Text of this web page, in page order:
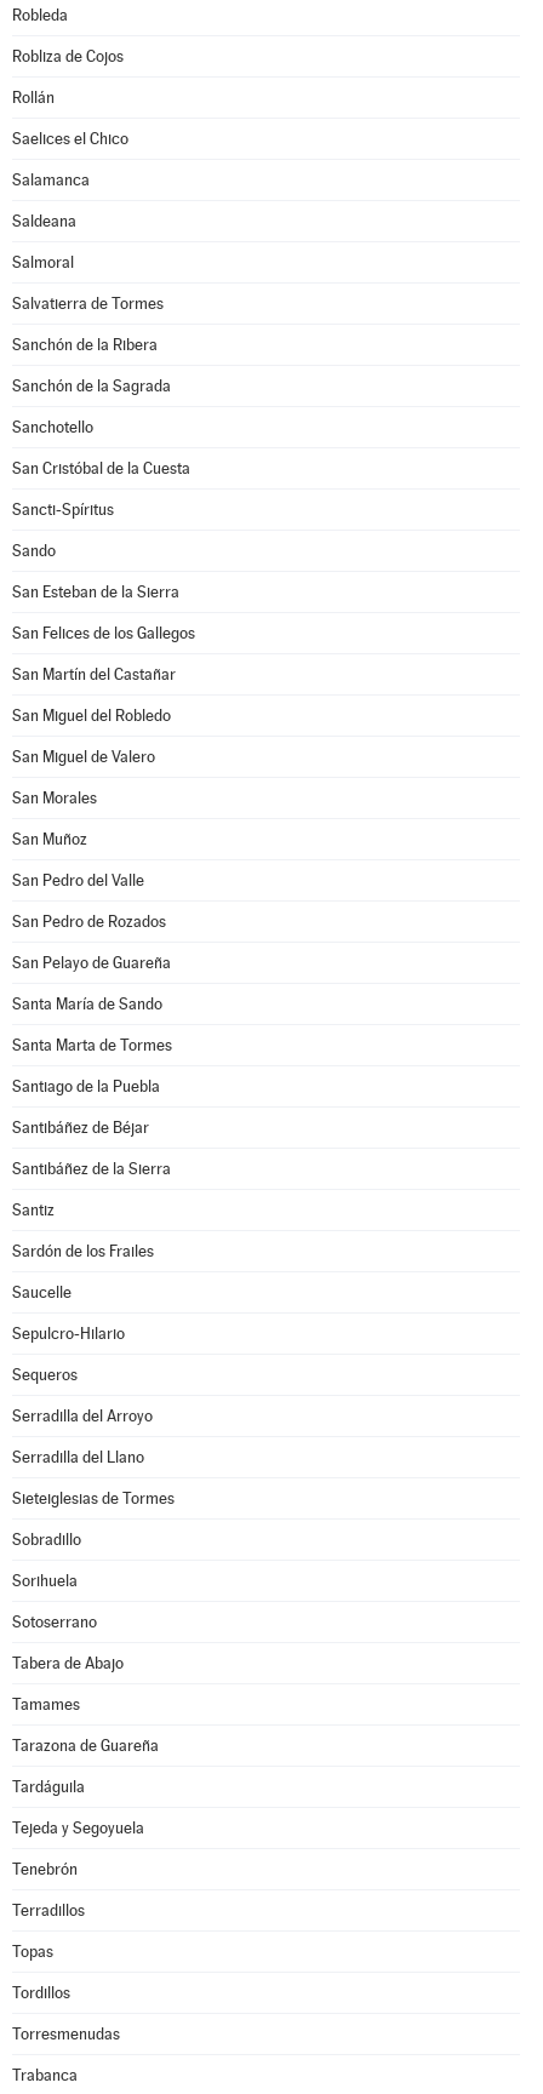
Robleda
Robliza de Cojos
Rollán
Saelices el Chico
Salamanca
Saldeana
Salmoral
Salvatierra de Tormes
Sanchón de la Ribera
Sanchón de la Sagrada
Sanchotello
San Cristóbal de la Cuesta
Sancti-Spíritus
Sando
San Esteban de la Sierra
San Felices de los Gallegos
San Martín del Castañar
San Miguel del Robledo
San Miguel de Valero
San Morales
San Muñoz
San Pedro del Valle
San Pedro de Rozados
San Pelayo de Guareña
Santa María de Sando
Santa Marta de Tormes
Santiago de la Puebla
Santibáñez de Béjar
Santibáñez de la Sierra
Santiz
Sardón de los Frailes
Saucelle
Sepulcro-Hilario
Sequeros
Serradilla del Arroyo
Serradilla del Llano
Sieteiglesias de Tormes
Sobradillo
Sorihuela
Sotoserrano
Tabera de Abajo
Tamames
Tarazona de Guareña
Tardáguila
Tejeda y Segoyuela
Tenebrón
Terradillos
Topas
Tordillos
Torresmenudas
Trabanca